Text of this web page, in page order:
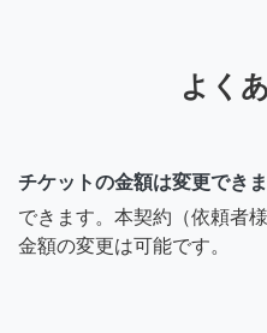
よく
チケットの金額は変更でき
できます。本契約（依頼者
金額の変更は可能です。